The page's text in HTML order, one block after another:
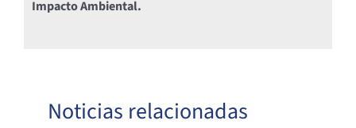
Impacto Ambiental.
Noticias relacionadas